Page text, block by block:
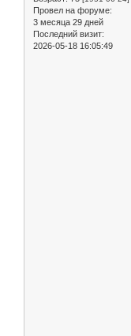
Провел на форуме:
3 месяца 29 дней
Последний визит:
2026-05-18 16:05:49